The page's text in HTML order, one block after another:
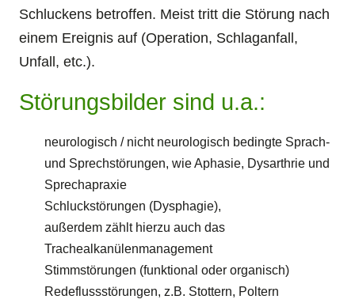
Schluckens betroffen. Meist tritt die Störung nach
einem Ereignis auf (Operation, Schlaganfall,
Unfall, etc.).
Störungsbilder sind u.a.:
neurologisch / nicht neurologisch bedingte Sprach-
und Sprechstörungen, wie Aphasie, Dysarthrie und
Sprechapraxie
Schluckstörungen (Dysphagie),
außerdem zählt hierzu auch das
Trachealkanülenmanagement
Stimmstörungen (funktional oder organisch)
Redeflussstörungen, z.B. Stottern, Poltern